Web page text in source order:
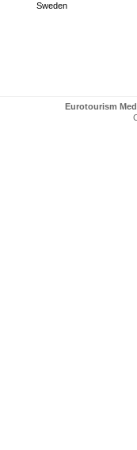
Sweden
Eurotourism